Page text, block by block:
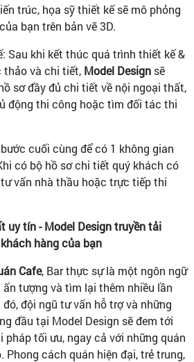
trúc, họa sỹ thiết kế sẽ mô phỏng
bạn trên bản vẽ 3D.
Sau khi kết thúc quá trình thiết kế &
thảo và chi tiết, Model Design sẽ
sơ đầy đủ chi tiết về nội ngoại thất,
động thi công hoặc tìm đối tác thi
cuối cùng để có 1 không gian
có bộ hồ sơ chi tiết quý khách có
tư vấn nhà thầu hoặc trực tiếp thi
uy tín - Model Design truyền tải
hàng của bạn
Cafe, Bar thực sự là một ngôn ngữ
ấn tượng và tìm lại thêm nhiều lần
đội ngũ tư vấn hỗ trợ và những
đầu tại Model Design sẽ đem tới
pháp tối ưu, ngay cả với những quán
Phong cách quán hiện đại, trẻ trung,